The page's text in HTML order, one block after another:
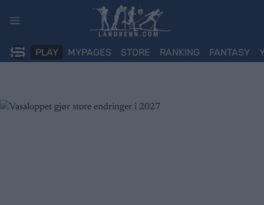
PLAY MYPAGES STORE RANKING FANTASY